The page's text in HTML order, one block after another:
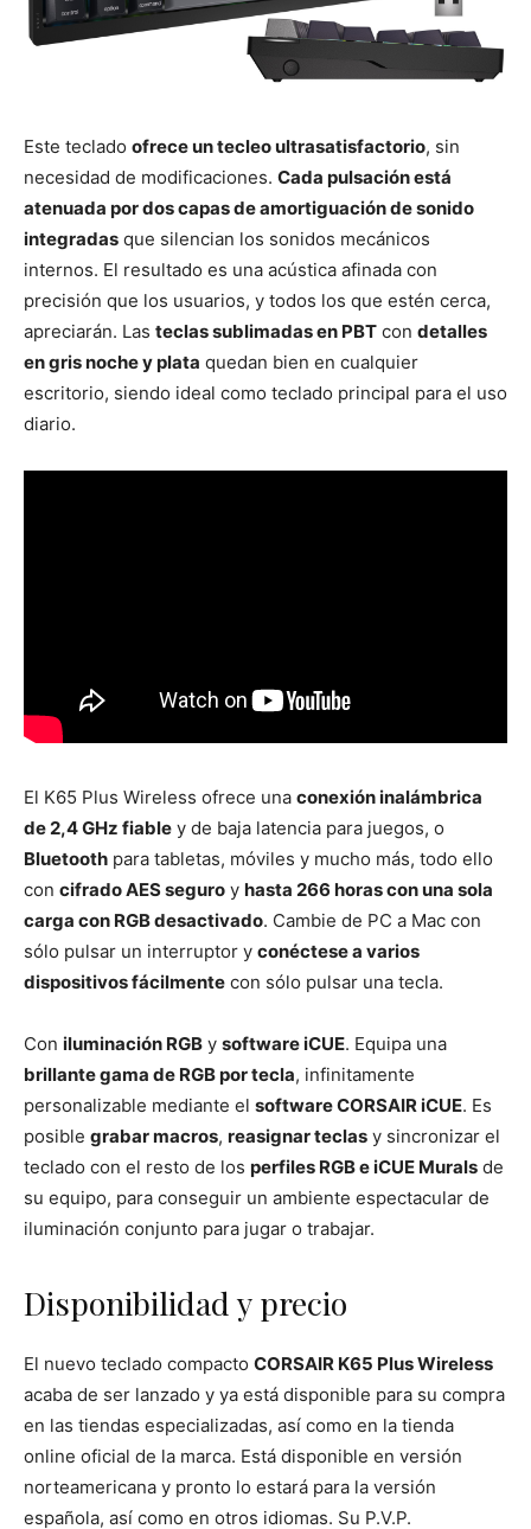
Este teclado ofrece un tecleo ultrasatisfactorio, sin
necesidad de modificaciones. Cada pulsación está
atenuada por dos capas de amortiguación de sonido
integradas que silencian los sonidos mecánicos
internos. El resultado es una acústica afinada con
precisión que los usuarios, y todos los que estén cerca,
apreciarán. Las teclas sublimadas en PBT con detalles
en gris noche y plata quedan bien en cualquier
escritorio, siendo ideal como teclado principal para el uso
diario.
El K65 Plus Wireless ofrece una conexión inalámbrica
de 2,4 GHz fiable y de baja latencia para juegos, o
Bluetooth para tabletas, móviles y mucho más, todo ello
con cifrado AES seguro y hasta 266 horas con una sola
carga con RGB desactivado. Cambie de PC a Mac con
sólo pulsar un interruptor y conéctese a varios
dispositivos fácilmente con sólo pulsar una tecla.
Con iluminación RGB y software iCUE. Equipa una
brillante gama de RGB por tecla, infinitamente
personalizable mediante el software CORSAIR iCUE. Es
posible grabar macros, reasignar teclas y sincronizar el
teclado con el resto de los perfiles RGB e iCUE Murals de
su equipo, para conseguir un ambiente espectacular de
iluminación conjunto para jugar o trabajar.
Disponibilidad y precio
El nuevo teclado compacto CORSAIR K65 Plus Wireless
acaba de ser lanzado y ya está disponible para su compra
en las tiendas especializadas, así como en la tienda
online oficial de la marca. Está disponible en versión
norteamericana y pronto lo estará para la versión
española, así como en otros idiomas. Su P.V.P.